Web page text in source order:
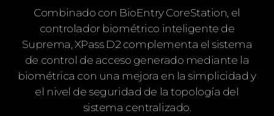
Combinado con BioEntry CoreStation, el
controlador biométrico inteligente de
Suprema, XPass D2 complementa el sistema
de control de acceso generado mediante la
biométrica con una mejora en la simplicidad y
el nivel de seguridad de la topología del
sistema centralizado.